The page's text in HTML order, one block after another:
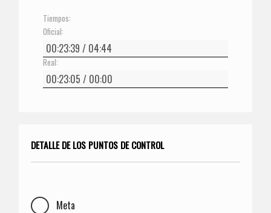
Tiempos:
Oficial:
Real:
DETALLE DE LOS PUNTOS DE CONTROL
Meta